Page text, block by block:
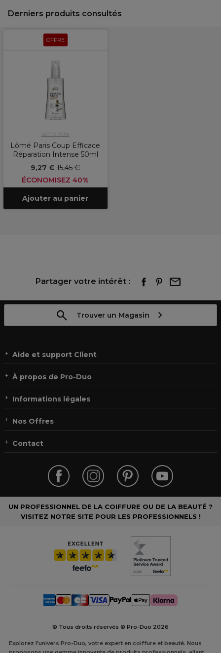
Derniers produits consultés
OFFRE
Lômé Paris
Lômé Paris Coup Efficace
Réparation Intense 50ml
9,27 € 15,45 €
ÉCONOMISEZ 40%
Ajouter au panier
Partager votre intérêt :
Trouver un Magasin
Aide et support Client
À propos de Pro-Duo
Informations légales
Nos Offres
Contact
UN PROFESSIONNEL DE LA COIFFURE OU DE LA BEAUTÉ ?
VISITEZ NOTRE SITE POUR LES PROFESSIONNELS !
© Tous droits réservés © Pro-Duo 2026
Explorez l'univers Pro-Duo, votre expert en coiffure et beauté. Nous